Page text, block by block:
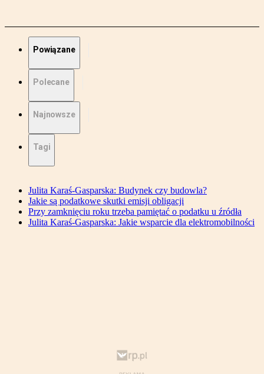
Powiązane
Polecane
Najnowsze
Tagi
Julita Karaś-Gasparska: Budynek czy budowla?
Jakie są podatkowe skutki emisji obligacji
Przy zamknięciu roku trzeba pamiętać o podatku u źródła
Julita Karaś-Gasparska: Jakie wsparcie dla elektromobilności